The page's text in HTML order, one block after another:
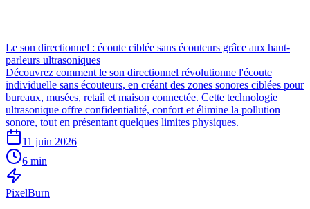
Le son directionnel : écoute ciblée sans écouteurs grâce aux haut-
parleurs ultrasoniques
Découvrez comment le son directionnel révolutionne l'écoute
individuelle sans écouteurs, en créant des zones sonores ciblées pour
bureaux, musées, retail et maison connectée. Cette technologie
ultrasonique offre confidentialité, confort et élimine la pollution
sonore, tout en présentant quelques limites physiques.
11 juin 2026
6 min
PixelBurn